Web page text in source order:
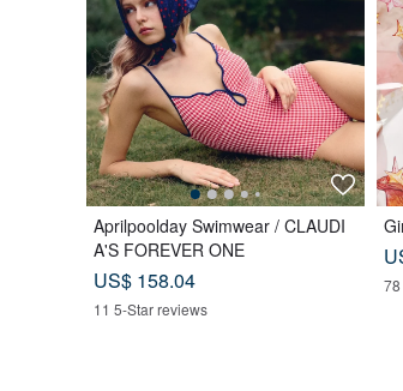
Aprilpoolday Swimwear / CLAUDI
A'S FOREVER ONE
US$ 158.04
11 5-Star reviews